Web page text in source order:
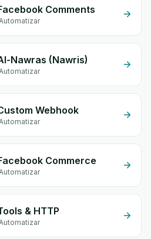
Comments
Nawras (Nawris)
Webhook
Commerce
& HTTP